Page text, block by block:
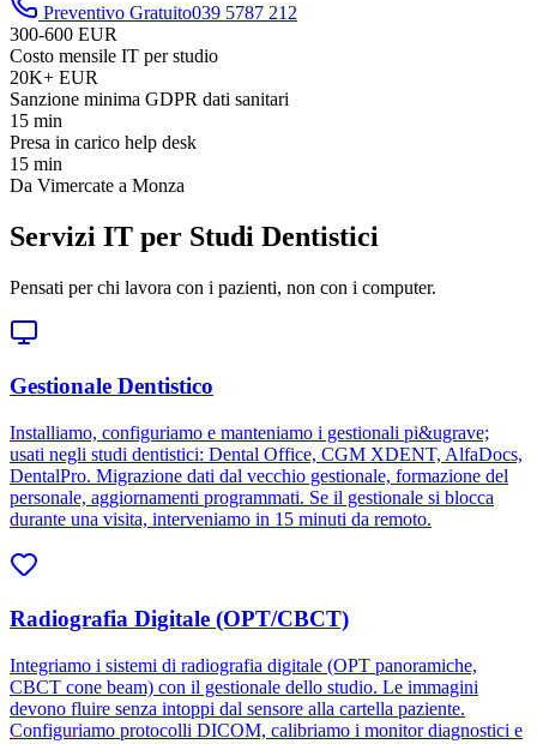
Preventivo Gratuito039 5787 212
300-600 EUR
Costo mensile IT per studio
20K+ EUR
Sanzione minima GDPR dati sanitari
15 min
Presa in carico help desk
15 min
Da Vimercate a Monza
Servizi IT per Studi Dentistici
Pensati per chi lavora con i pazienti, non con i computer.
Gestionale Dentistico
Installiamo, configuriamo e manteniamo i gestionali pi&ugrave;
usati negli studi dentistici: Dental Office, CGM XDENT, AlfaDocs,
DentalPro. Migrazione dati dal vecchio gestionale, formazione del
personale, aggiornamenti programmati. Se il gestionale si blocca
durante una visita, interveniamo in 15 minuti da remoto.
Radiografia Digitale (OPT/CBCT)
Integriamo i sistemi di radiografia digitale (OPT panoramiche,
CBCT cone beam) con il gestionale dello studio. Le immagini
devono fluire senza intoppi dal sensore alla cartella paziente.
Configuriamo protocolli DICOM, calibriamo i monitor diagnostici e